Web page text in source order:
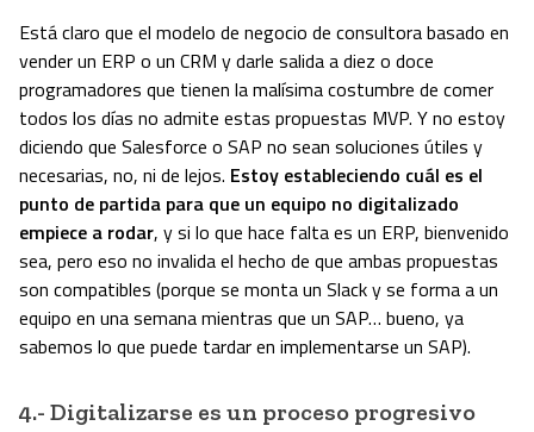
Está claro que el modelo de negocio de consultora basado en
vender un ERP o un CRM y darle salida a diez o doce
programadores que tienen la malísima costumbre de comer
todos los días no admite estas propuestas MVP. Y no estoy
diciendo que Salesforce o SAP no sean soluciones útiles y
necesarias, no, ni de lejos. Estoy estableciendo cuál es el
punto de partida para que un equipo no digitalizado
empiece a rodar, y si lo que hace falta es un ERP, bienvenido
sea, pero eso no invalida el hecho de que ambas propuestas
son compatibles (porque se monta un Slack y se forma a un
equipo en una semana mientras que un SAP… bueno, ya
sabemos lo que puede tardar en implementarse un SAP).
4.- Digitalizarse es un proceso progresivo